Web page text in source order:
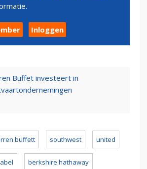
Inloggen
Buffet investeert in
buffett southwest united
berkshire hathaway